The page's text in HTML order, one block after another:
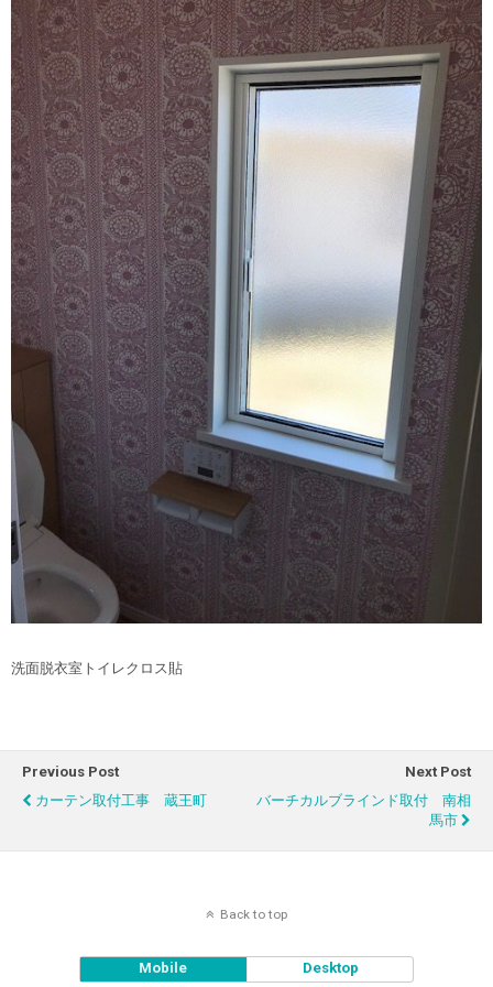
洗面脱衣室トイレクロス貼
Previous Post
カーテン取付工事 蔵王町
Next Post
バーチカルブラインド取付 南相
馬市
Back to top
Mobile Desktop